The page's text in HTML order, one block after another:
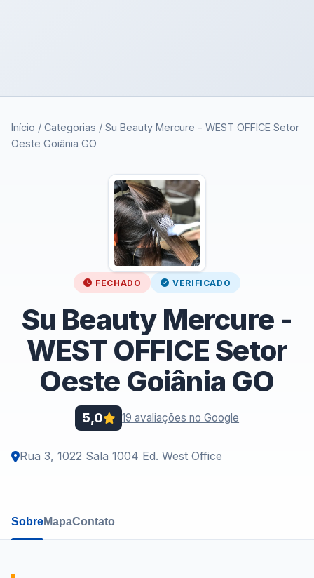
Início / Categorias / Su Beauty Mercure - WEST OFFICE Setor
Oeste Goiânia GO
FECHADO VERIFICADO
Su Beauty Mercure -
WEST OFFICE Setor
Oeste Goiânia GO
5,0 19 avaliações no Google
Rua 3, 1022 Sala 1004 Ed. West Office
SobreMapaContato